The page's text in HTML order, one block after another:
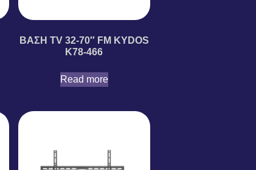
ΒΑΣΗ TV 32-70″ FM KYDOS
K78-466
Read more